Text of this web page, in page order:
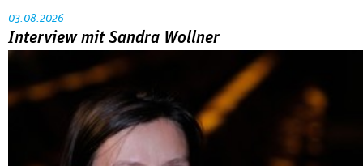
03.08.2026
Interview mit Sandra Wollner